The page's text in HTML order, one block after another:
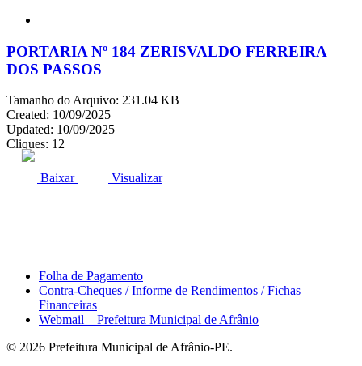
PORTARIA Nº 184 ZERISVALDO FERREIRA
DOS PASSOS
Tamanho do Arquivo: 231.04 KB
Created: 10/09/2025
Updated: 10/09/2025
Cliques: 12
Baixar Visualizar
Folha de Pagamento
Contra-Cheques / Informe de Rendimentos / Fichas
Financeiras
Webmail – Prefeitura Municipal de Afrânio
© 2026 Prefeitura Municipal de Afrânio-PE.